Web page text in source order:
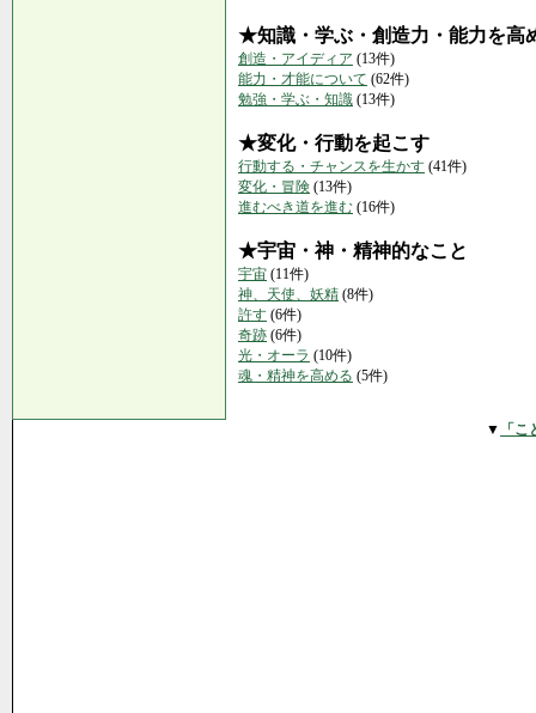
★知識・学ぶ・創造力・能力を高
創造・アイディア (13件)
能力・才能について (62件)
勉強・学ぶ・知識 (13件)
★変化・行動を起こす
行動する・チャンスを生かす (41件)
変化・冒険 (13件)
進むべき道を進む (16件)
★宇宙・神・精神的なこと
宇宙 (11件)
神、天使、妖精 (8件)
許す (6件)
奇跡 (6件)
光・オーラ (10件)
魂・精神を高める (5件)
▼ 「